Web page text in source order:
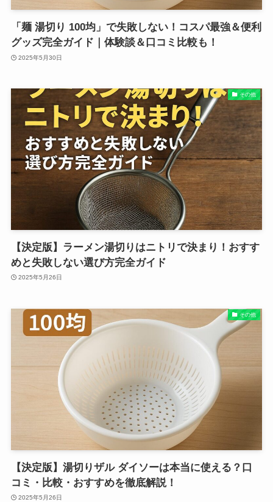
「麺 湯切り 100均」で失敗しない！コスパ最強＆便利
グッズ完全ガイド｜体験談＆口コミ比較も！
2025年5月30日
その他
【決定版】ラーメン湯切りはニトリで決まり！おすす
めと失敗しない選び方完全ガイド
2025年5月26日
その他
【決定版】湯切りザル ダイソーは本当に使える？口
コミ・比較・おすすめを徹底解説！
2025年5月26日